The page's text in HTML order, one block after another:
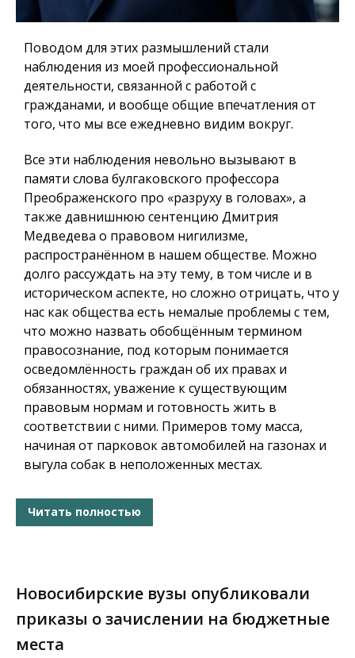
Поводом для этих размышлений стали
наблюдения из моей профессиональной
деятельности, связанной с работой с
гражданами, и вообще общие впечатления от
того, что мы все ежедневно видим вокруг.
Все эти наблюдения невольно вызывают в
памяти слова булгаковского профессора
Преображенского про «разруху в головах», а
также давнишнюю сентенцию Дмитрия
Медведева о правовом нигилизме,
распространённом в нашем обществе. Можно
долго рассуждать на эту тему, в том числе и в
историческом аспекте, но сложно отрицать, что у
нас как общества есть немалые проблемы с тем,
что можно назвать обобщённым термином
правосознание, под которым понимается
осведомлённость граждан об их правах и
обязанностях, уважение к существующим
правовым нормам и готовность жить в
соответствии с ними. Примеров тому масса,
начиная от парковок автомобилей на газонах и
выгула собак в неположенных местах.
Читать полностью
Новосибирские вузы опубликовали
приказы о зачислении на бюджетные
места